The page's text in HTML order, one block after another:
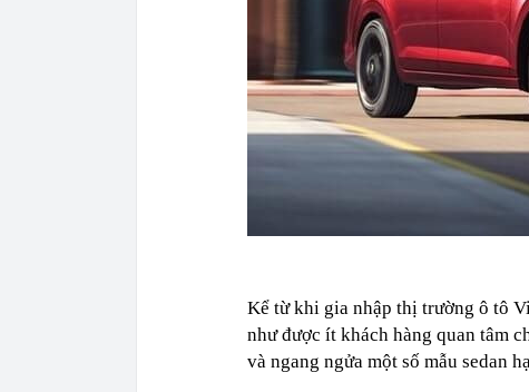
Kể từ khi gia nhập thị trường ô tô
như được ít khách hàng quan tâm
và ngang ngửa một số mẫu sedan